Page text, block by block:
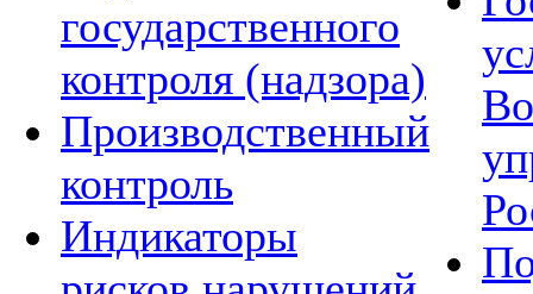
государственного
контроля (надзора)
Производственный
контроль
Индикаторы